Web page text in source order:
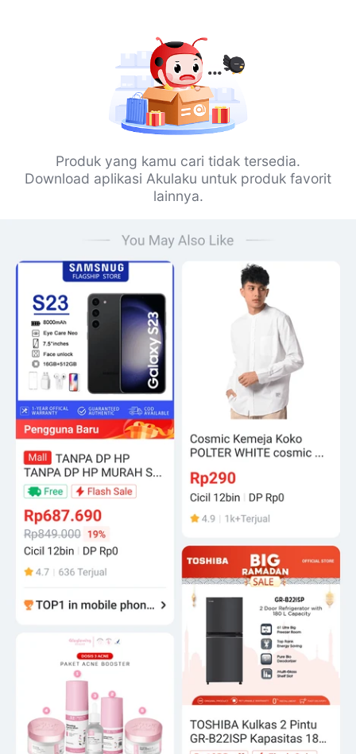
Produk yang kamu cari tidak tersedia.
Download aplikasi Akulaku untuk produk favorit
lainnya.